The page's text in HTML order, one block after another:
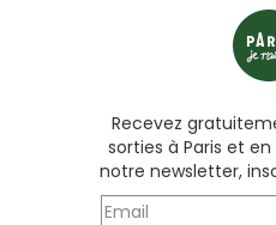
Recevez
sorties à Paris et
notre newsletter,